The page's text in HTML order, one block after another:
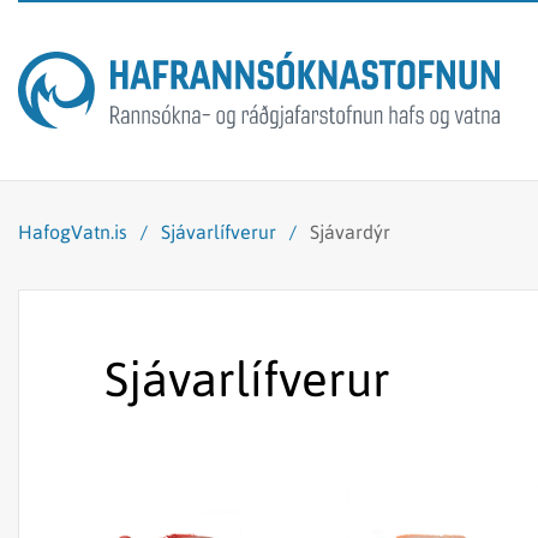
HafogVatn.is / Sjávarlífverur / Sjávardýr
Sjávarlífverur